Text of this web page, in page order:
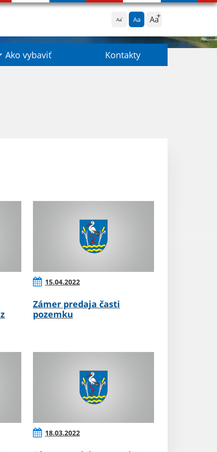
Aa Aa Aa
Ako vybaviť Kontakty
15.04.2022
Zámer predaja časti
pozemku
18.03.2022